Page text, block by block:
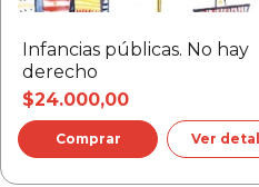
Infancias públicas. No hay
derecho
$24.000,00
Ver